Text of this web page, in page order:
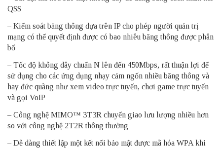
QSS
– Kiểm soát băng thông dựa trên IP cho phép người quản trị
mạng có thể quyết định được có bao nhiêu băng thông được phân
bổ
– Tốc độ không dây chuẩn N lên đến 450Mbps, rất thuận lợi để
sử dụng cho các ứng dụng nhạy cảm ngốn nhiều băng thông và
hay đức quãng như xem video trực tuyến, chơi game trực tuyến
và gọi VoIP
– Công nghệ MIMO™ 3T3R chuyển giao lưu lượng nhiều hơn
so với công nghệ 2T2R thông thường
– Dễ dàng thiết lập một kết nối bảo mật được mã hóa WPA khi